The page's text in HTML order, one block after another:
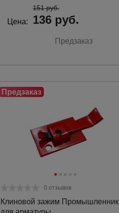
Цена:
151 руб.
136 руб.
Предзаказ
0 отзывов
Клиновой зажим Промышленник